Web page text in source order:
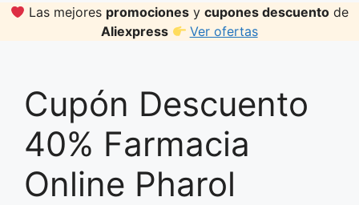
Las mejores promociones ycupones descuento de
Aliexpress
Ver ofertas
Cupón Descuento
40% Farmacia
Online Pharol